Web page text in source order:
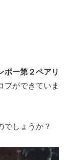
ボー第２ペアリ
ブができていま
でしょうか？